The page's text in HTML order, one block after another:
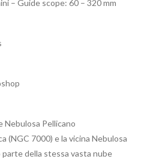
– Guide scope: 60 – 320 mm
Nebulosa Pellicano
(NGC 7000) e la vicina Nebulosa
parte della stessa vasta nube